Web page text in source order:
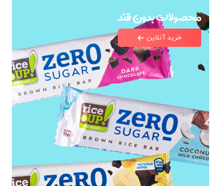
محصولات بدون قند
خرید آنلاین